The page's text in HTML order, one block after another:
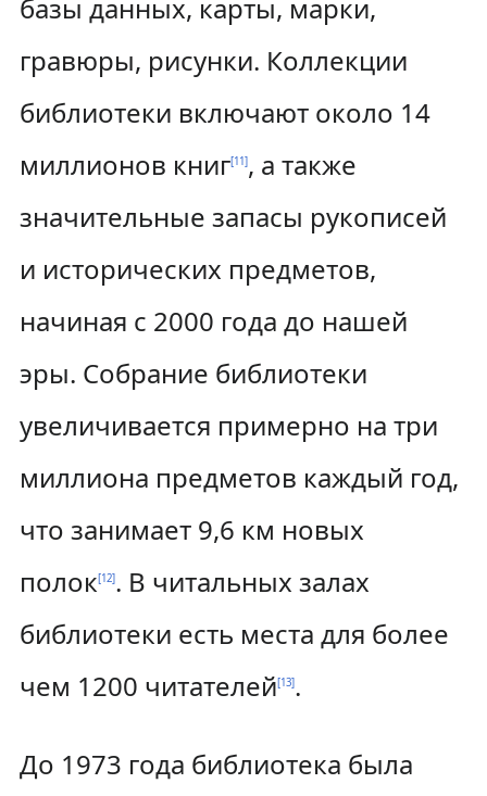
базы данных, карты, марки,
гравюры, рисунки. Коллекции
библиотеки включают около 14
миллионов книг[11], а также
значительные запасы рукописей
и исторических предметов,
начиная с 2000 года до нашей
эры. Собрание библиотеки
увеличивается примерно на три
миллиона предметов каждый год,
что занимает 9,6 км новых
полок[12]. В читальных залах
библиотеки есть места для более
чем 1200 читателей[13].
До 1973 года библиотека была